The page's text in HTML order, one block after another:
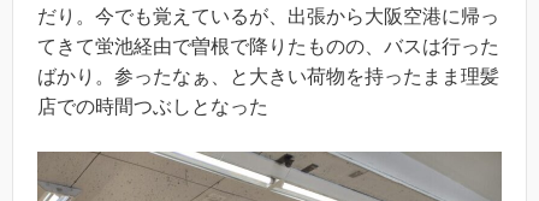
だり。今でも覚えているが、出張から大阪空港に帰っ
てきて蛍池経由で曽根で降りたものの、バスは行った
ばかり。参ったなぁ、と大きい荷物を持ったまま理髪
店での時間つぶしとなった